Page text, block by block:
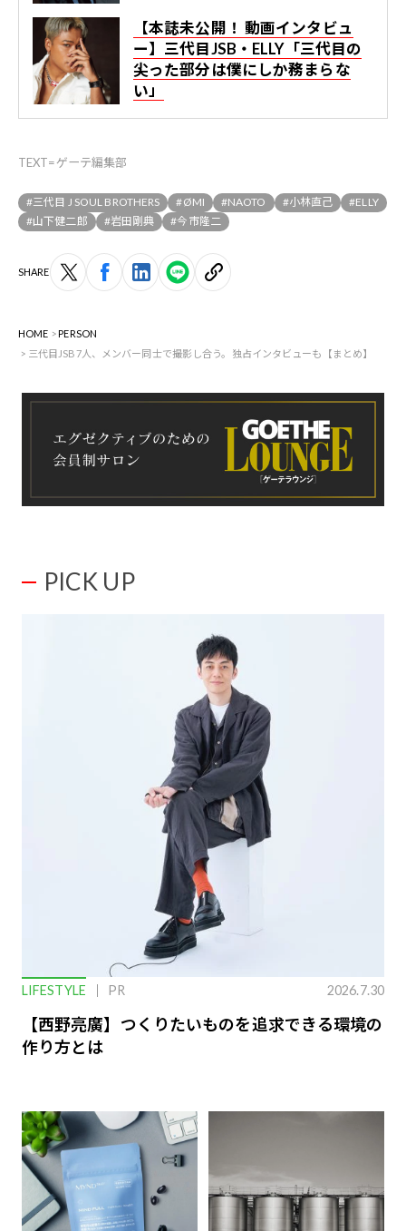
【本誌未公開！ 動画インタビュ
ー】三代目JSB・ELLY「三代目の
尖った部分は僕にしか務まらな
い」
TEXT=ゲーテ編集部
#三代目 J SOUL BROTHERS #ØMI #NAOTO #小林直己
#ELLY
#山下健二郎
#岩田剛典 #今市隆二
SHARE
HOME
PERSON
三代目JSB7人、メンバー同士で撮影し合う。独占インタビューも【まとめ】
PICK UP
LIFESTYLE PR 2026.7.30
【西野亮廣】つくりたいものを追求できる環境の
作り方とは